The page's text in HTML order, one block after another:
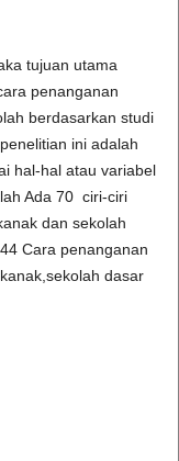
tujuan utama
penanganan
berdasarkan studi
ini adalah
hal-hal atau variabel
Ada 70 ciri-ciri
dan sekolah
Cara penanganan
dasar